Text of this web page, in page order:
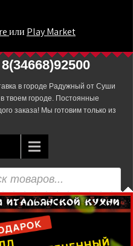
или Play Market
в городе Радужный от Суши
твоем городе. Постоянные
заказа! Мы готовим только из